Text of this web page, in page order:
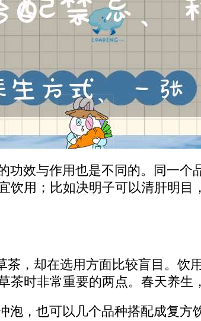
效与作用也是不同的。同一个
饮用；比如决明子可以清肝明
茶，却在选用方面比较盲目。
时非常重要的两点。春天养生
，也可以几个品种搭配成复方